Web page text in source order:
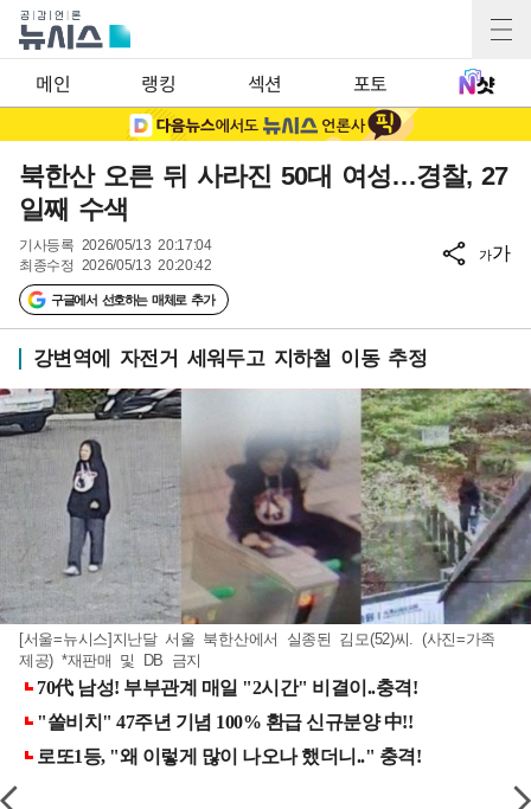
메인 랭킹 섹션 포토
북한산 오른 뒤 사라진 50대 여성…경찰, 27
일째 수색
기사등록 2026/05/13 20:17:04
최종수정 2026/05/13 20:20:42
구글에서 선호하는 매체로 추가
가가
강변역에 자전거 세워두고 지하철 이동 추정
[서울=뉴시스]지난달 서울 북한산에서 실종된 김모(52)씨. (사진=가족
제공) *재판매 및 DB 금지